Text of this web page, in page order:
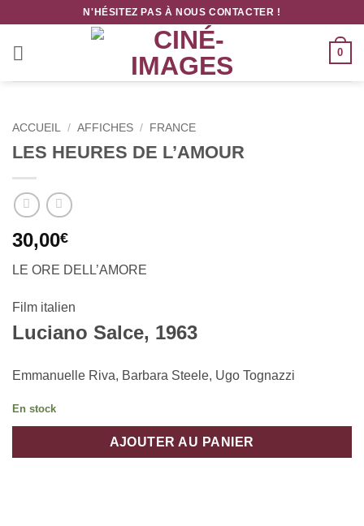
contenu
N'HÉSITEZ PAS À NOUS CONTACTER !
0
ACCUEIL / AFFICHES / FRANCE
LES HEURES DE L’AMOUR
30,00€
LE ORE DELL’AMORE
Film italien
Luciano Salce, 1963
Emmanuelle Riva, Barbara Steele, Ugo Tognazzi
En stock
AJOUTER AU PANIER